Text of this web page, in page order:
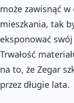
może zawisnąć
mieszkania, tak
eksponować
Trwałość
na to, że Zegar
przez długie lata.